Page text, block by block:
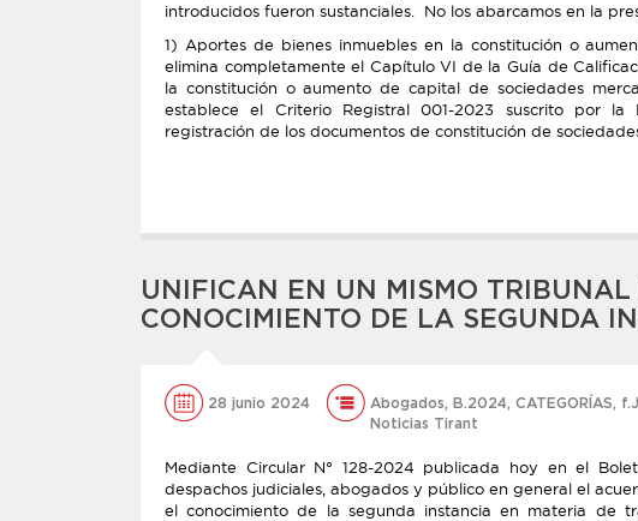
introducidos fueron sustanciales. No los abarcamos en la
1) Aportes de bienes inmuebles en la constitución o
elimina completamente el Capítulo VI de la Guía de
la constitución o aumento de capital de sociedades
establece el Criterio Registral 001-2023 suscrito por la
registración de los documentos de constitución de
UNIFICAN EN UN MISMO TRIBUNAL
CONOCIMIENTO DE LA SEGUNDA
28 junio 2024 Abogados, B.2024, CATEGORÍAS,
Noticias Tirant
Mediante Circular N° 128-2024 publicada hoy en el
despachos judiciales, abogados y público en general el
el conocimiento de la segunda instancia en materia de